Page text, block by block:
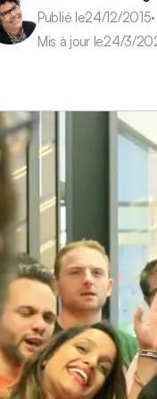
Publié le24/12/2015•
Mis à jour le24/3/